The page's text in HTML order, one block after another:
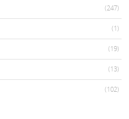
(247)
(1)
(19)
(13)
(102)